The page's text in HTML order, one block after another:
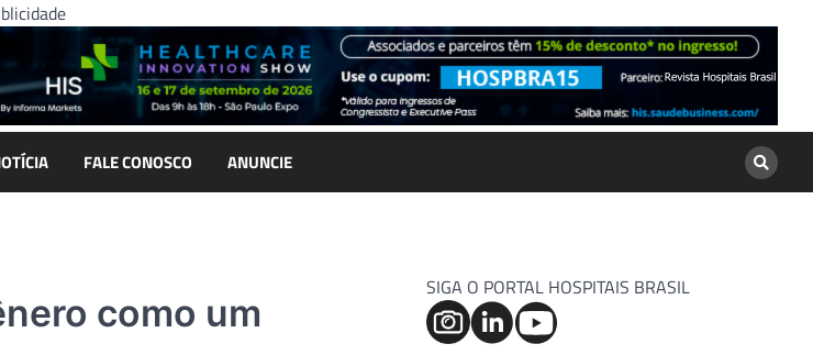
FALE CONOSCO ANUNCIE
como um
SIGA O PORTAL HOSPITAIS BRASIL